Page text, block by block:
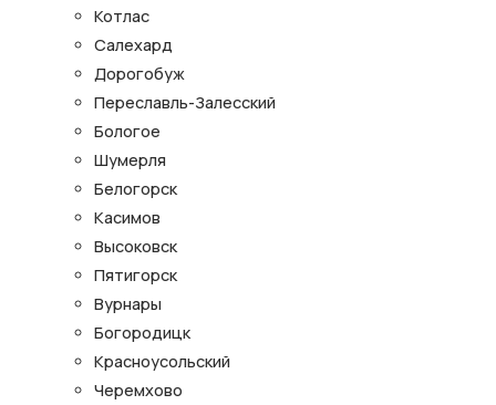
Котлас
Салехард
Дорогобуж
Переславль-Залесский
Бологое
Шумерля
Белогорск
Касимов
Высоковск
Пятигорск
Вурнары
Богородицк
Красноусольский
Черемхово